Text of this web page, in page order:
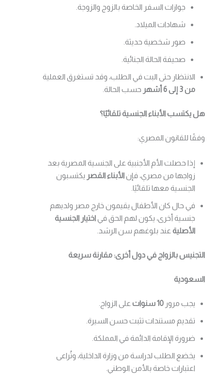
جوازات السفر الخاصة بالزوج والزوجة.
شهادات الميلاد.
صور شخصية حديثة.
صحيفة الحالة الجنائية.
الانتظار حتى البت في الطلب، وقد تستغرق العملية
من 3 إلى 6 أشهر
حسب الحالة.
هل يكتسب الأبناء الجنسية تلقائيًا؟
وفقًا للقانون المصري:
إذا حصلت الأم الأجنبية على الجنسية المصرية بعد
زواجها من مصري، فإنالأبناء القصر يكتسبون
الجنسية معها تلقائيًا.
في حال كان الأطفال يقيمون خارج مصر ولديهم
جنسية أخرى، يكون لهم الحق فياختيار الجنسية
الأصليةعند بلوغهم سن الرشد.
التجنيس بالزواج في دول أخرى: مقارنة سريعة
السعودية
يجب مرور 10 سنوات على الزواج.
تقديم مستندات تثبت حسن السيرة.
ضرورة الإقامة الدائمة في المملكة.
يخضع الطلب لدراسة من وزارة الداخلية، وتُراعى
اعتبارات خاصة بالأمن الوطني.